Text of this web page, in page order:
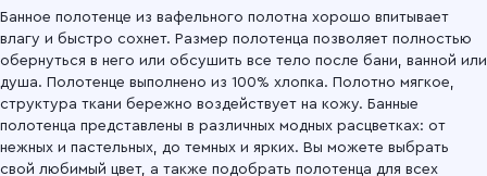
Банное полотенце из вафельного полотна хорошо впитывает
влагу и быстро сохнет. Размер полотенца позволяет полностью
обернуться в него или обсушить все тело после бани, ванной или
душа. Полотенце выполнено из 100% хлопка. Полотно мягкое,
структура ткани бережно воздействует на кожу. Банные
полотенца представлены в различных модных расцветках: от
нежных и пастельных, до темных и ярких. Вы можете выбрать
свой любимый цвет, а также подобрать полотенца для всех